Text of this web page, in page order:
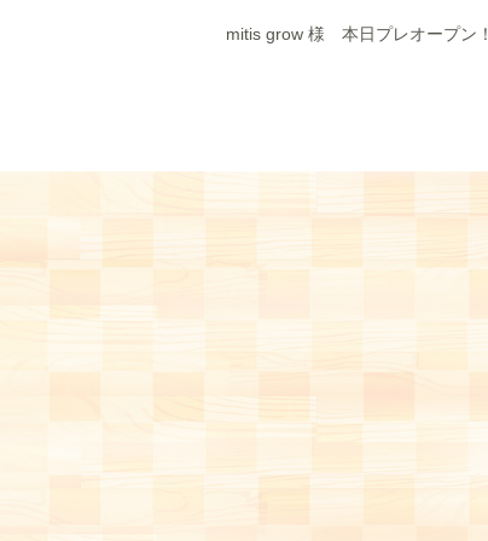
mitis grow 様 本日プレオープン！